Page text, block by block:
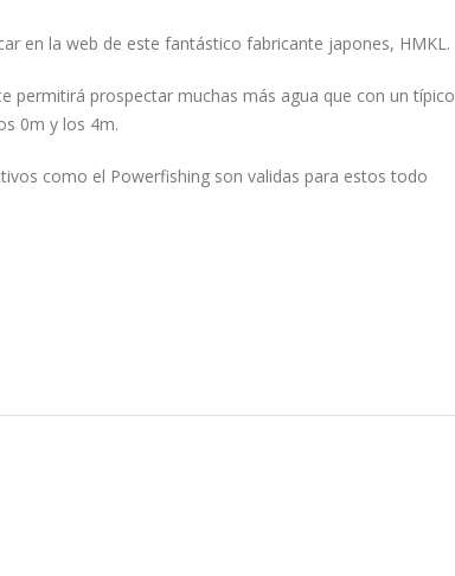
en la web de este fantástico fabricante japones, HMKL.
permitirá prospectar muchas más agua que con un típico
0m y los 4m.
como el Powerfishing son validas para estos todo